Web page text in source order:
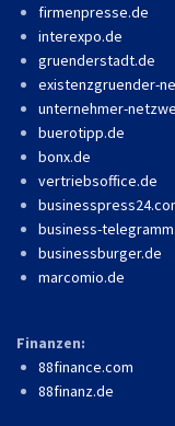
firmenpresse.de
interexpo.de
gruenderstadt.de
existenzgruender-
unternehmer-
buerotipp.de
bonx.de
vertriebsoffice.de
business-
businessburger.de
marcomio.de
Finanzen:
88finance.com
88finanz.de